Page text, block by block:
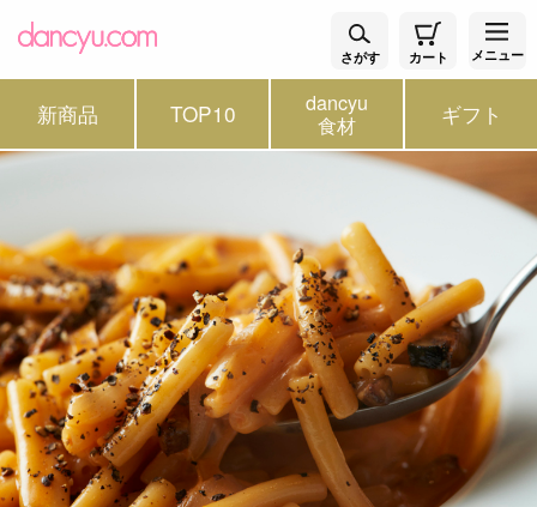
さがす カート メニュー
新商品 TOP10 dancyu
食材 ギフト